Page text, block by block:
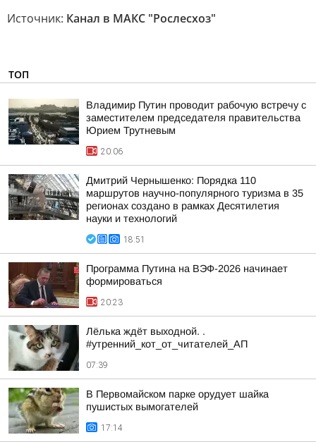
Источник: Канал в МАКС "Рослесхоз"
ТОП
Владимир Путин проводит рабочую встречу с
заместителем председателя правительства
Юрием Трутневым
20:06
Дмитрий Чернышенко: Порядка 110
маршрутов научно-популярного туризма в 35
регионах создано в рамках Десятилетия
науки и технологий
18:51
Программа Путина на ВЭФ-2026 начинает
формироваться
20:23
Лёлька ждёт выходной. .
#утренний_кот_от_читателей_АП
07:39
В Первомайском парке орудует шайка
пушистых вымогателей
17:14